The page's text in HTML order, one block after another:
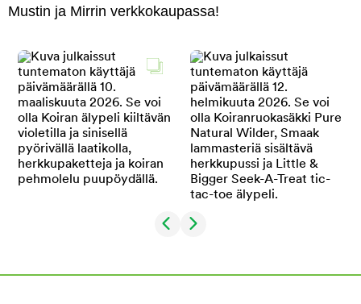
Mustin ja Mirrin verkkokaupassa!